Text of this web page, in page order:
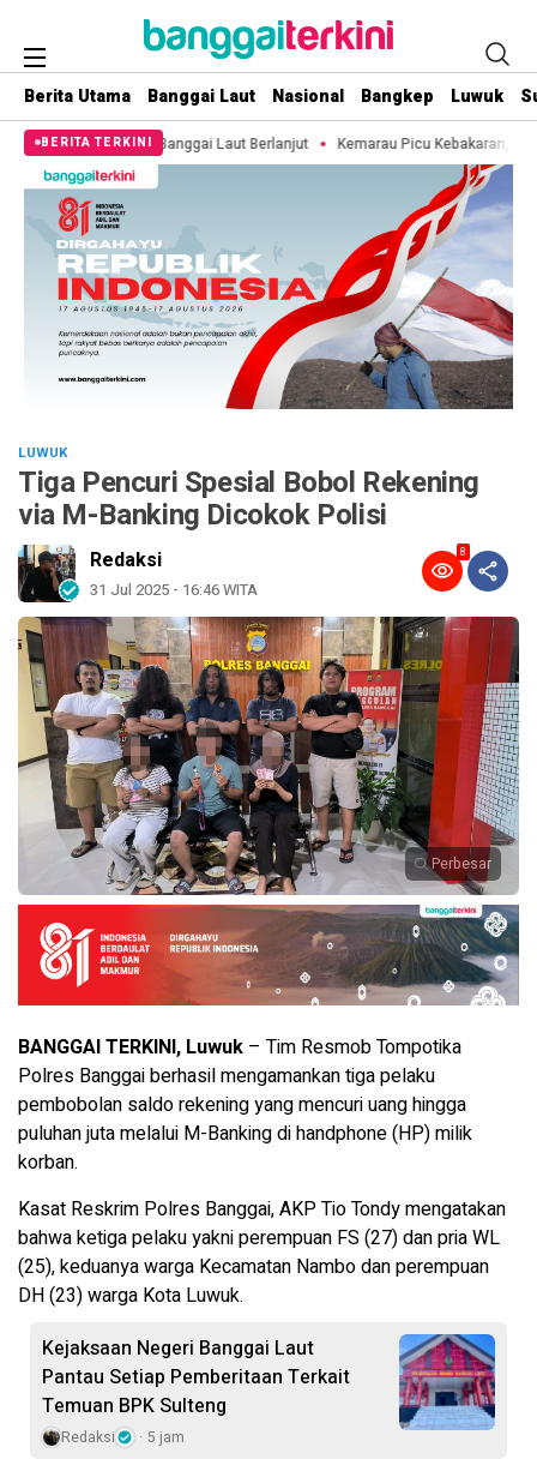
Berita Utama Banggai Laut Nasional Bangkep Luwuk
BERITA TERKINI
Banggai Laut Berlanjut Kemarau Picu Kebakaran, 11 Hektare Lahan di
LUWUK
Tiga Pencuri Spesial Bobol Rekening
via M-Banking Dicokok Polisi
Redaksi
31 Jul 2025 - 16:46 WITA
8
Perbesar
BANGGAI TERKINI, Luwuk – Tim Resmob Tompotika
Polres Banggai berhasil mengamankan tiga pelaku
pembobolan saldo rekening yang mencuri uang hingga
puluhan juta melalui M-Banking di handphone (HP) milik
korban.
Kasat Reskrim Polres Banggai, AKP Tio Tondy mengatakan
bahwa ketiga pelaku yakni perempuan FS (27) dan pria WL
(25), keduanya warga Kecamatan Nambo dan perempuan
DH (23) warga Kota Luwuk.
Kejaksaan Negeri Banggai Laut
Pantau Setiap Pemberitaan Terkait
Temuan BPK Sulteng
Redaksi 5 jam